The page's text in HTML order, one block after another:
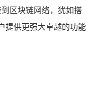
区块链网络，犹如搭
提供更强大卓越的功能